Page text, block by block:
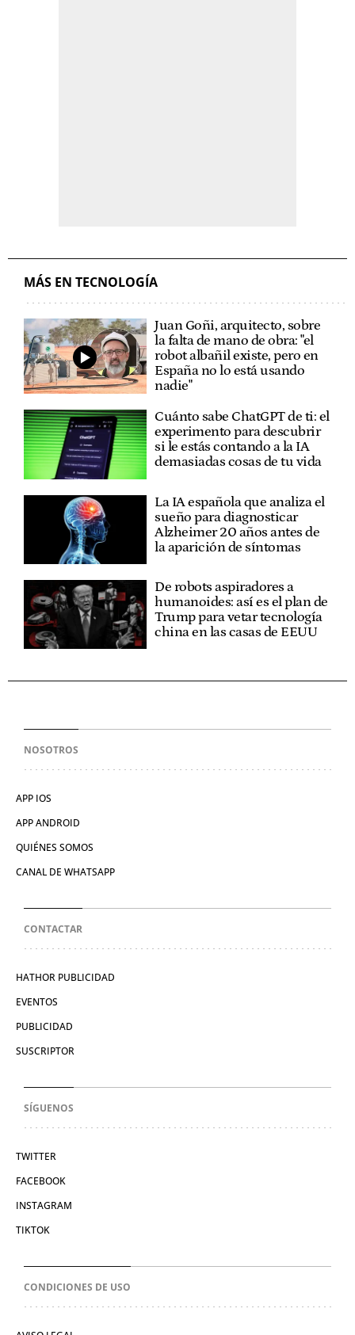
MÁS EN TECNOLOGÍA
Juan Goñi, arquitecto, sobre
la falta de mano de obra: "el
robot albañil existe, pero en
España no lo está usando
nadie"
Cuánto sabe ChatGPT de ti: el
experimento para descubrir
si le estás contando a la IA
demasiadas cosas de tu vida
La IA española que analiza el
sueño para diagnosticar
Alzheimer 20 años antes de
la aparición de síntomas
De robots aspiradores a
humanoides: así es el plan de
Trump para vetar tecnología
china en las casas de EEUU
NOSOTROS
APP IOS
APP ANDROID
QUIÉNES SOMOS
CANAL DE WHATSAPP
CONTACTAR
HATHOR PUBLICIDAD
EVENTOS
PUBLICIDAD
SUSCRIPTOR
SÍGUENOS
TWITTER
FACEBOOK
INSTAGRAM
TIKTOK
CONDICIONES DE USO